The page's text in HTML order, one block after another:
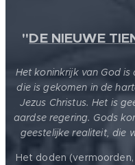
"DE NIEUWE
Het koninkrijk van God
die is gekomen in de
Jezus Christus. Het is
aardse regering. Gods
geestelijke realiteit, die
Het doden